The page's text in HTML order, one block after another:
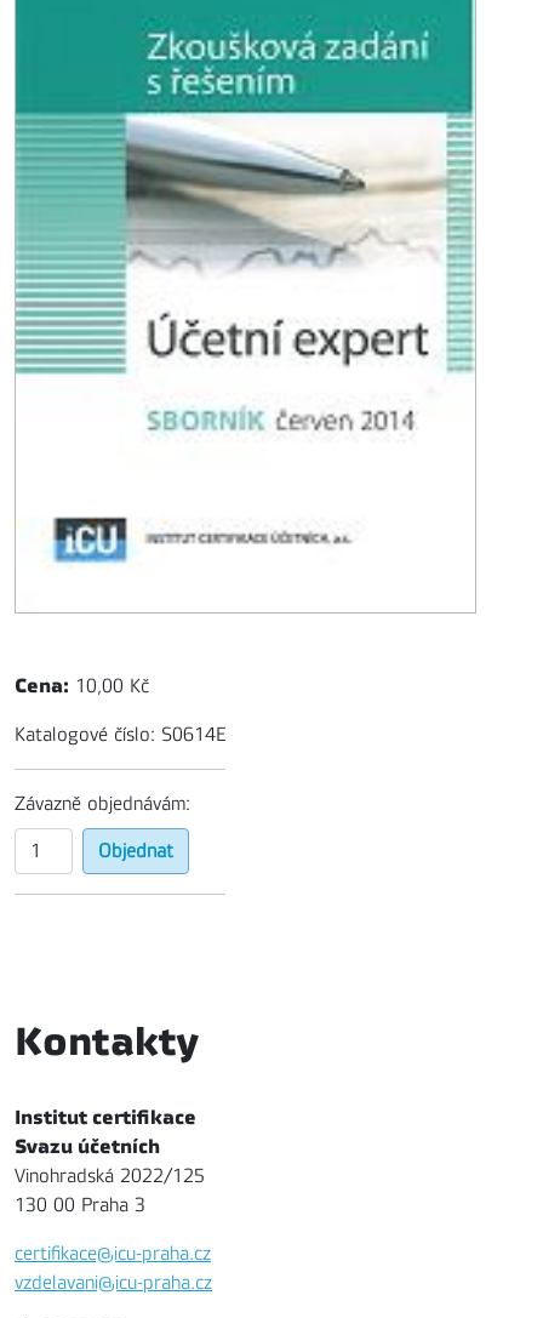
Cena: 10,00 Kč
Katalogové číslo: S0614E
Závazně objednávám:
Kontakty
Institut certifikace
Svazu účetních
Vinohradská 2022/125
130 00 Praha 3
certifikace@icu-praha.cz
vzdelavani@icu-praha.cz